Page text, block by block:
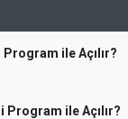
Program ile Açılır?
Program ile Açılır?